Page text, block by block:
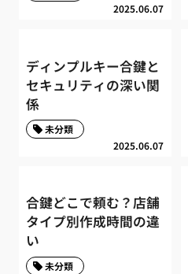
2025.06.07
ディンプルキー合鍵と
セキュリティの深い関
係
2025.06.07
未分類
合鍵どこで頼む？店舗
タイプ別作成時間の違
い
未分類